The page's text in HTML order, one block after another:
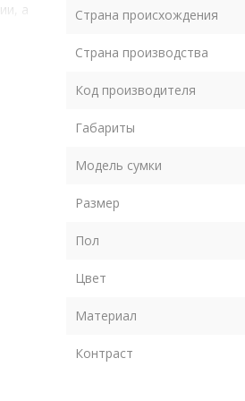
а
Страна происхождения
Страна производства
Код производителя
Габариты
Модель сумки
Размер
Пол
Цвет
Материал
Контраст